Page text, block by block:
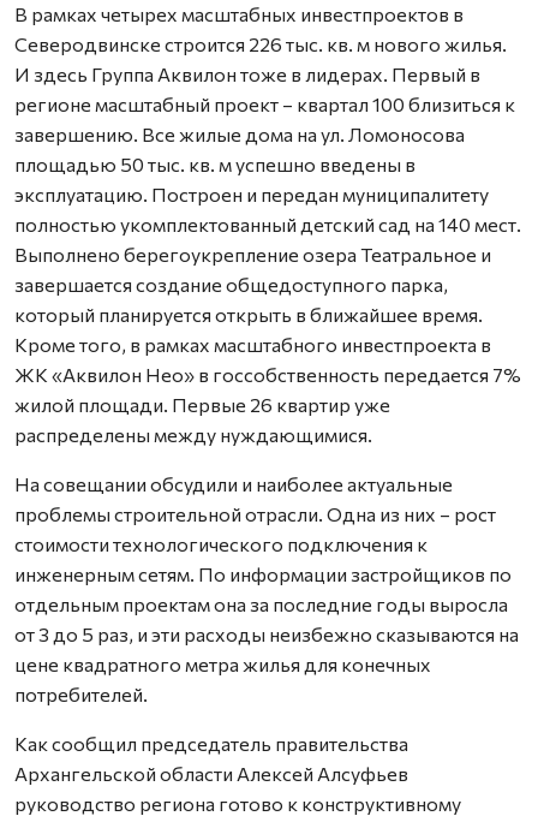
В рамках четырех масштабных инвестпроектов в
Северодвинске строится 226 тыс. кв. м нового жилья.
И здесь Группа Аквилон тоже в лидерах. Первый в
регионе масштабный проект – квартал 100 близиться к
завершению. Все жилые дома на ул. Ломоносова
площадью 50 тыс. кв. м успешно введены в
эксплуатацию. Построен и передан муниципалитету
полностью укомплектованный детский сад на 140 мест.
Выполнено берегоукрепление озера Театральное и
завершается создание общедоступного парка,
который планируется открыть в ближайшее время.
Кроме того, в рамках масштабного инвестпроекта в
ЖК «Аквилон Нео» в госсобственность передается 7%
жилой площади. Первые 26 квартир уже
распределены между нуждающимися.
На совещании обсудили и наиболее актуальные
проблемы строительной отрасли. Одна из них – рост
стоимости технологического подключения к
инженерным сетям. По информации застройщиков по
отдельным проектам она за последние годы выросла
от 3 до 5 раз, и эти расходы неизбежно сказываются на
цене квадратного метра жилья для конечных
потребителей.
Как сообщил председатель правительства
Архангельской области Алексей Алсуфьев
руководство региона готово к конструктивному